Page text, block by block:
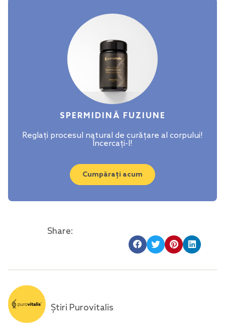
SPERMIDINĂ FUZIUNE
Reglați procesul natural de curățare al corpului!
Încercați-l!
Cumpărați acum
Share:
Știri Purovitalis